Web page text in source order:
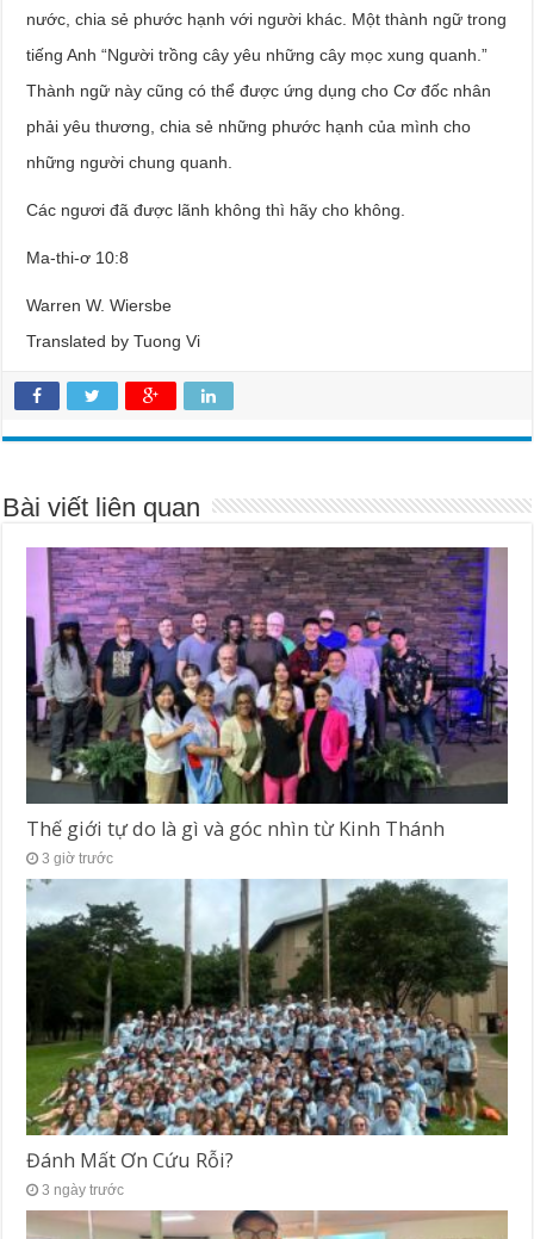
nước, chia sẻ phước hạnh với người khác. Một thành ngữ trong
tiếng Anh “Người trồng cây yêu những cây mọc xung quanh.”
Thành ngữ này cũng có thể được ứng dụng cho Cơ đốc nhân
phải yêu thương, chia sẻ những phước hạnh của mình cho
những người chung quanh.
Các ngươi đã được lãnh không thì hãy cho không.
Ma-thi-ơ 10:8
Warren W. Wiersbe
Translated by Tuong Vi
Bài viết liên quan
Thế giới tự do là gì và góc nhìn từ Kinh Thánh
3 giờ trước
Đánh Mất Ơn Cứu Rỗi?
3 ngày trước